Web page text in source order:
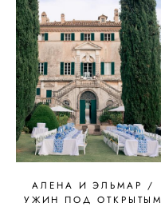
АЛЕНА И ЭЛЬМАР /
УЖИН ПОД ОТКРЫТЫМ